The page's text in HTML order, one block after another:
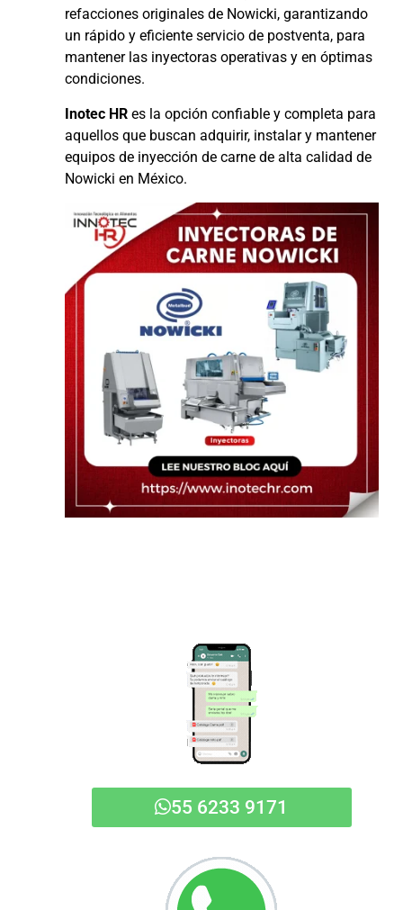
refacciones originales de Nowicki, garantizando
un rápido y eficiente servicio de postventa, para
mantener las inyectoras operativas y en óptimas
condiciones.
Inotec HRes la opción confiable y completa para
aquellos que buscan adquirir, instalar y mantener
equipos de inyección de carne de alta calidad de
Nowicki en México.
55 6233 9171